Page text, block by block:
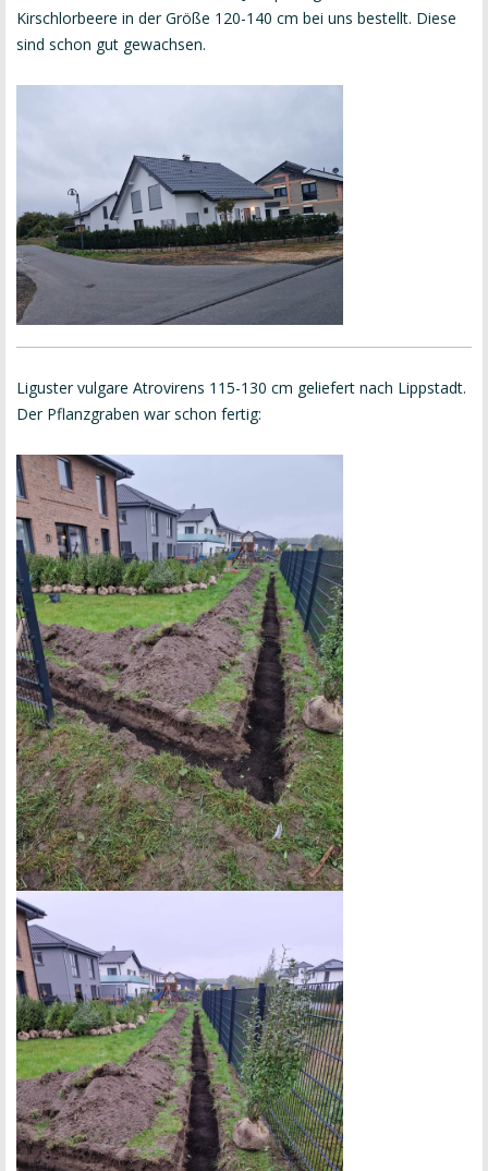
Kirschlorbeere in der Größe 120-140 cm bei uns bestellt. Diese
sind schon gut gewachsen.
Liguster vulgare Atrovirens 115-130 cm geliefert nach Lippstadt.
Der Pflanzgraben war schon fertig: